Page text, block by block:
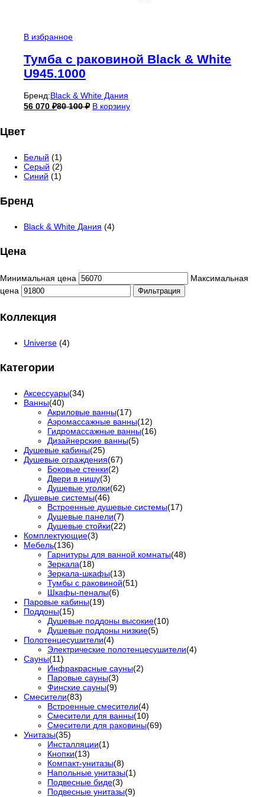
В избранное
Тумба с раковиной Black & White
U945.1000
Бренд:Black & White Дания
56 070 ₽80 100₽ В корзину
Цвет
Белый (1)
Серый (2)
Синий (1)
Бренд
Black & White Дания (4)
Цена
Минимальная цена
Максимальная
цена
Фильтрация
Коллекция
Universe (4)
Категории
Аксессуары(34)
Ванны(40)
Акриловые ванны(17)
Аэромассажные ванны(12)
Гидромассажные ванны(16)
Дизайнерские ванны(5)
Душевые кабины(25)
Душевые ограждения(67)
Боковые стенки(2)
Двери в нишу(3)
Душевые уголки(62)
Душевые системы(46)
Встроенные душевые системы(17)
Душевые панели(7)
Душевые стойки(22)
Комплектующие(3)
Мебель(136)
Гарнитуры для ванной комнаты(48)
Зеркала(18)
Зеркала-шкафы(13)
Тумбы с раковиной(51)
Шкафы-пеналы(6)
Паровые кабины(19)
Поддоны(15)
Душевые поддоны высокие(10)
Душевые поддоны низкие(5)
Полотенцесушители(4)
Электрические полотенцесушители(4)
Сауны(11)
Инфракрасные сауны(2)
Паровые сауны(3)
Финские сауны(9)
Смесители(83)
Встроенные смесители(4)
Смесители для ванны(10)
Смесители для раковины(69)
Унитазы(35)
Инсталляции(1)
Кнопки(13)
Компакт-унитазы(8)
Напольные унитазы(1)
Подвесные биде(3)
Подвесные унитазы(9)